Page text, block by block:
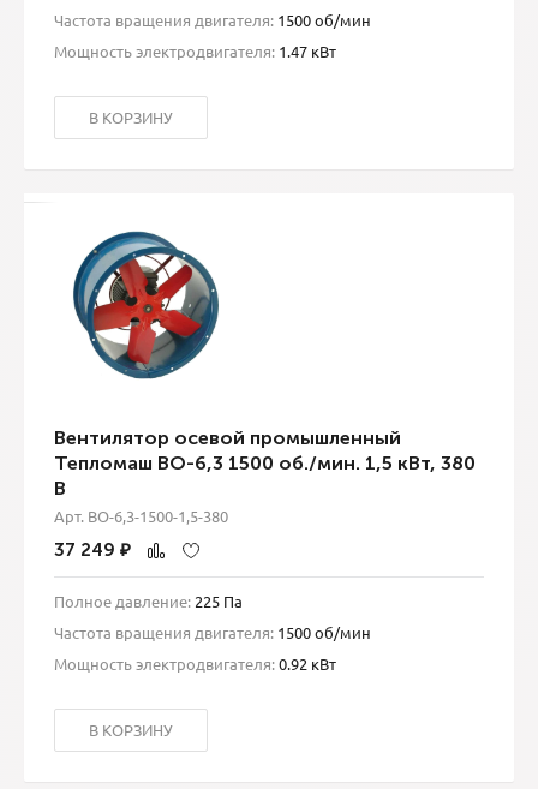
Частота вращения двигателя: 1500 об/мин
Мощность электродвигателя: 1.47 кВт
В КОРЗИНУ
Вентилятор осевой промышленный
Тепломаш ВО-6,3 1500 об./мин. 1,5 кВт, 380
В
Арт. ВО-6,3-1500-1,5-380
37 249 ₽
Полное давление: 225 Па
Частота вращения двигателя: 1500 об/мин
Мощность электродвигателя:0.92 кВт
В КОРЗИНУ